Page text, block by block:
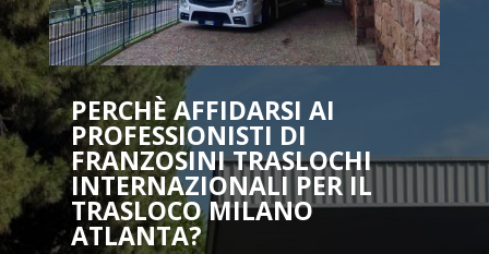
PERCHÈ AFFIDARSI AI
PROFESSIONISTI DI
FRANZOSINI TRASLOCHI
INTERNAZIONALI PER IL
TRASLOCO MILANO
ATLANTA?